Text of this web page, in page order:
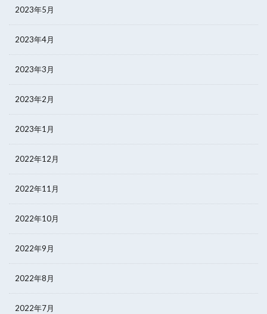
2023年5月
2023年4月
2023年3月
2023年2月
2023年1月
2022年12月
2022年11月
2022年10月
2022年9月
2022年8月
2022年7月